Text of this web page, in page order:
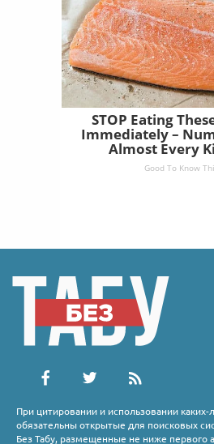
STOP Eating
Immediately –
Almost Every
Good To Know
При цитировании и использовании каких-
обязательны открытые для поисковых
Без Табу, размещенные не ниже первого